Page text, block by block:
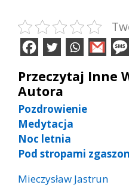
Przeczytaj Inne
Autora
Pozdrowienie
Medytacja
Noc letnia
Pod stropami
Mieczysław Jastrun